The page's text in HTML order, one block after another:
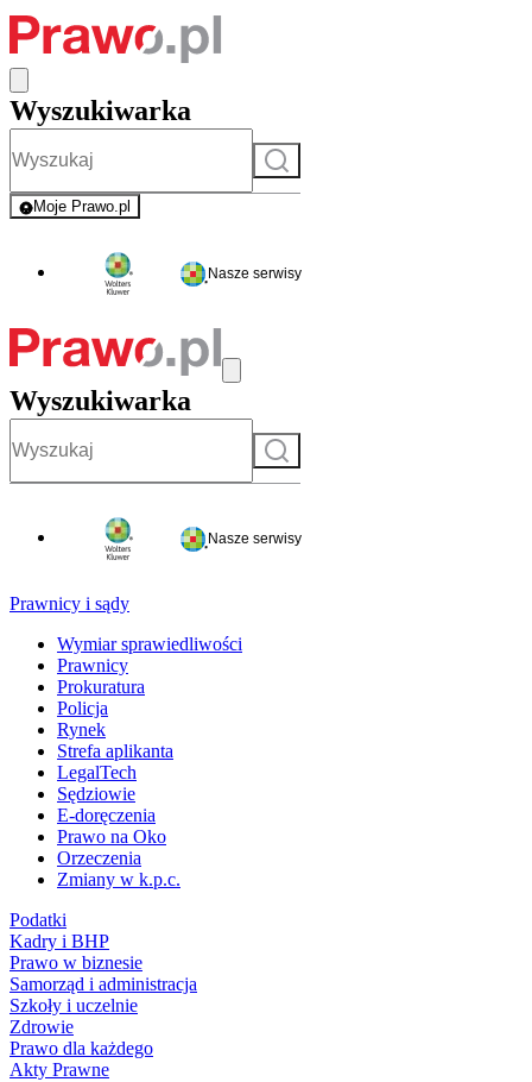
Wyszukiwarka
Szukaj
Moje Prawo.pl
- rejestracja i logowanie do serwisu
Nasze serwisy
Wyszukiwarka
Szukaj
Nasze serwisy
Prawnicy i sądy
Wymiar sprawiedliwości
Prawnicy
Prokuratura
Policja
Rynek
Strefa aplikanta
LegalTech
Sędziowie
E-doręczenia
Prawo na Oko
Orzeczenia
Zmiany w k.p.c.
Podatki
Kadry i BHP
Prawo w biznesie
Samorząd i administracja
Szkoły i uczelnie
Zdrowie
Prawo dla każdego
Akty Prawne